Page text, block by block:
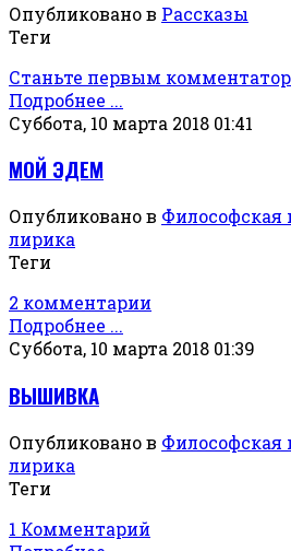
Опубликовано в Рассказы
Теги
Станьте первым
Подробнее ...
Суббота, 10 марта 2018 01:41
МОЙ ЭДЕМ
Опубликовано в Философская
лирика
Теги
2 комментарии
Подробнее ...
Суббота, 10 марта 2018 01:39
ВЫШИВКА
Опубликовано в Философская
лирика
Теги
1 Комментарий